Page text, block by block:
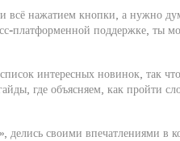
всё нажатием кнопки, а нужно
поддержке, ты
интересных новинок, так
где объясняем, как пройти
своими впечатлениями в